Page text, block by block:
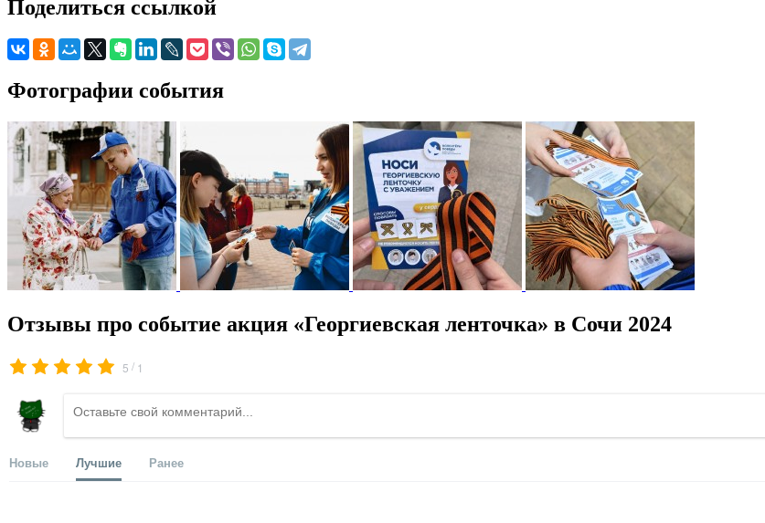
Поделиться ссылкой
Фотографии события
Отзывы про событие акция «Георгиевская ленточка» в Сочи 2024
5 / 1
Новые Лучшие Ранее